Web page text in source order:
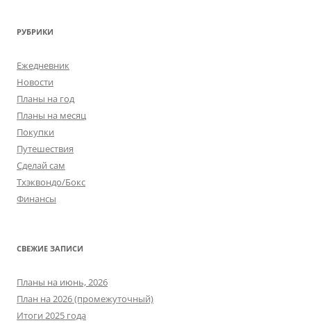
РУБРИКИ
Ежедневник
Новости
Планы на год
Планы на месяц
Покупки
Путешествия
Сделай сам
Тхэквондо/Бокс
Финансы
СВЕЖИЕ ЗАПИСИ
Планы на июнь, 2026
План на 2026 (промежуточный)
Итоги 2025 года